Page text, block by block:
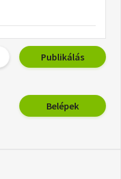
Publikálás
Belépek